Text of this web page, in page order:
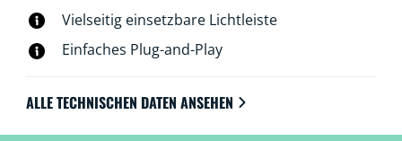
Vielseitig einsetzbare Lichtleiste
Einfaches Plug-and-Play
ALLE TECHNISCHEN DATEN ANSEHEN